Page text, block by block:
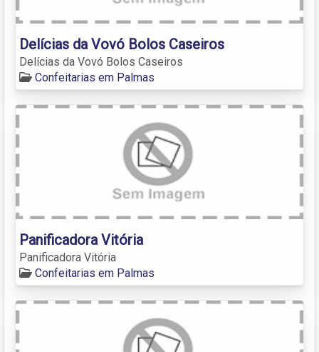
Delícias da Vovó Bolos Caseiros
Delícias da Vovó Bolos Caseiros
Confeitarias em Palmas
Panificadora Vitória
Panificadora Vitória
Confeitarias em Palmas